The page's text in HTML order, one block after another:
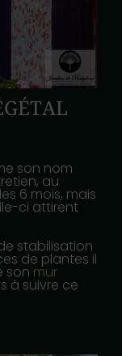
son nom
au
6 mois, mais
ci attirent
stabilisation
de plantes il
son mur
à suivre ce